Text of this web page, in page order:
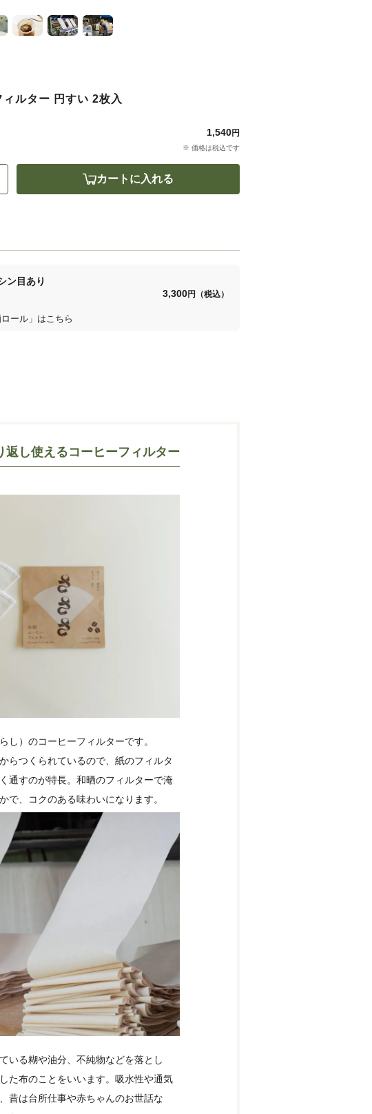
ルター 円すい 2枚入
1,540円
※ 価格は税込です
カートに入れる
ン目あり
3,300円（税込）
ール」はこちら
返し使えるコーヒーフィルター
し）のコーヒーフィルターです。
らつくられているので、紙のフィルタ
通すのが特長。和晒のフィルターで淹
で、コクのある味わいになります。
いる糊や油分、不純物などを落とし
た布のことをいいます。吸水性や通気
昔は台所仕事や赤ちゃんのお世話な